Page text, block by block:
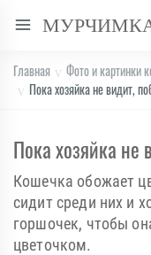
Главная Фото и картинки
Пока хозяйка не видит,
Пока хозяйка не
Кошечка обожает
сидит среди них и
горшочек, чтобы
цветочком.